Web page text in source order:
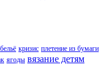
бельё кризис плетение из бумаги
ягоды вязание детям